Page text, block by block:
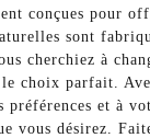
conçues pour
sont
cherchiez à
choix parfait.
et à
vous désirez.